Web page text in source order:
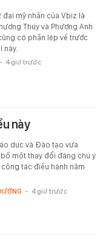
đại mỹ nhân của Vbiz là
Thúy và Phương Anh
có phần lép vế trước
này.
- 4 giờ trước
này
dục và Đào tạo vừa
một thay đổi đáng chú ý
tác điều hành năm
- 4 giờ trước